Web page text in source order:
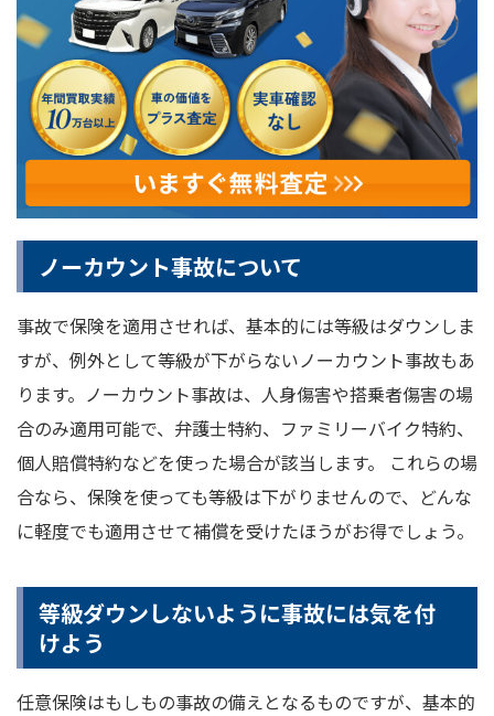
ノーカウント事故について
事故で保険を適用させれば、基本的には等級はダウンしま
すが、例外として等級が下がらないノーカウント事故もあ
ります。ノーカウント事故は、人身傷害や搭乗者傷害の場
合のみ適用可能で、弁護士特約、ファミリーバイク特約、
個人賠償特約などを使った場合が該当します。 これらの場
合なら、保険を使っても等級は下がりませんので、どんな
に軽度でも適用させて補償を受けたほうがお得でしょう。
等級ダウンしないように事故には気を付
けよう
任意保険はもしもの事故の備えとなるものですが、基本的